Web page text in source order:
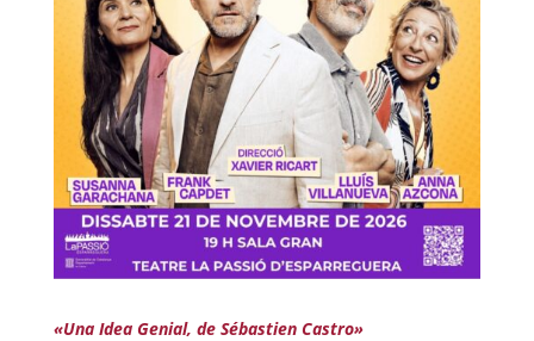
«Una Idea Genial, de Sébastien Castro»